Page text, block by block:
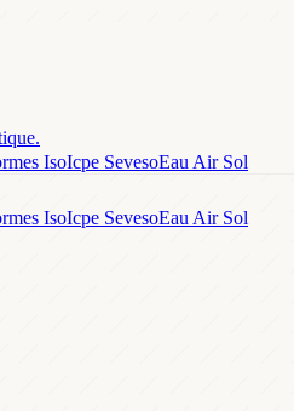
IsoIcpe SevesoEau Air Sol
IsoIcpe SevesoEau Air Sol